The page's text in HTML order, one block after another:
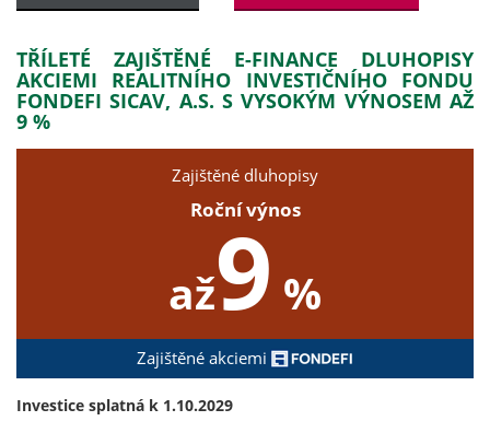
TŘÍLETÉ ZAJIŠTĚNÉ E-FINANCE DLUHOPISY
AKCIEMI REALITNÍHO INVESTIČNÍHO FONDU
FONDEFI SICAV, A.S. S VYSOKÝM VÝNOSEM AŽ
9 %
Zajištěné dluhopisy
Roční výnos
až9 %
Zajištěné akciemi
Investice splatná k 1.10.2029